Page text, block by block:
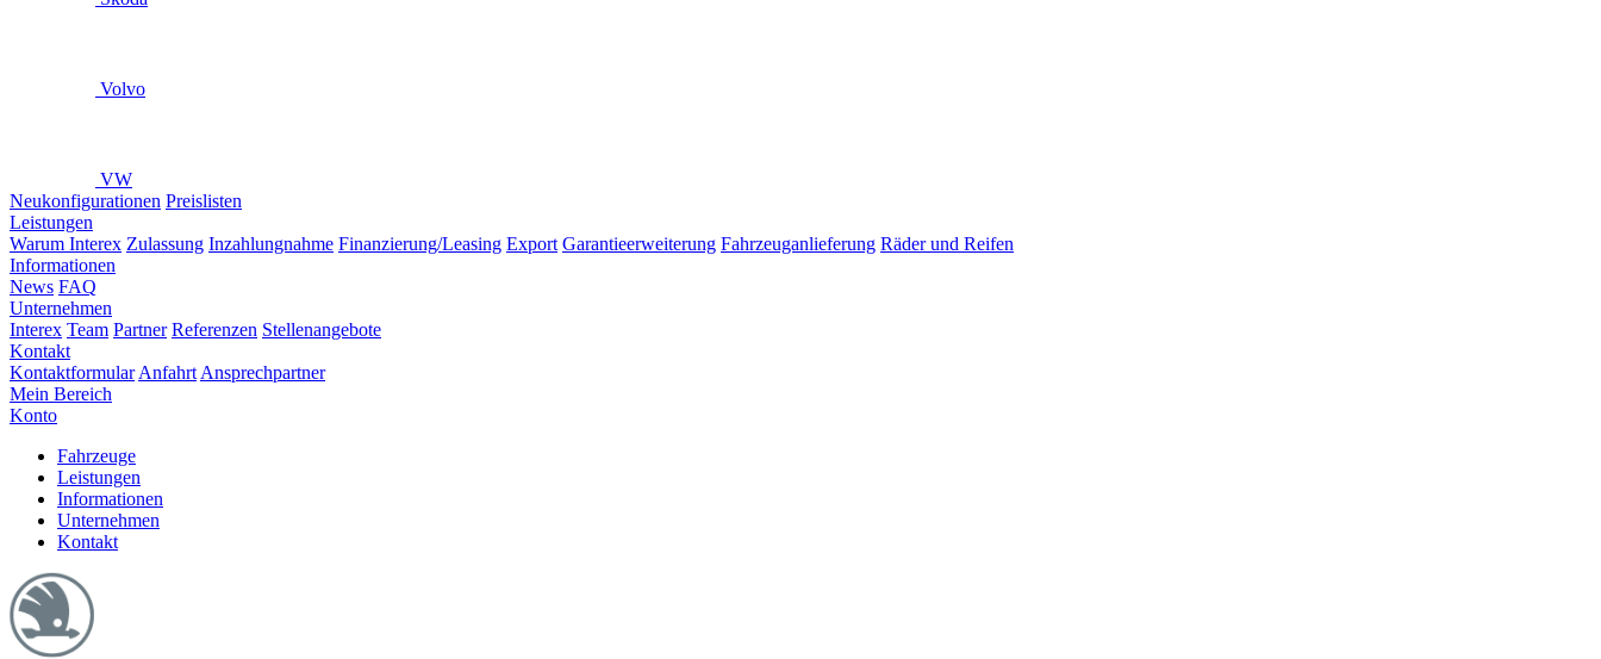
Volvo
VW
Neukonfigurationen Preislisten
Leistungen
Warum Interex Zulassung Inzahlungnahme Finanzierung/Leasing Export Garantieerweiterung Fahrzeuganlieferung Räder und Reifen
Informationen
News FAQ
Unternehmen
Interex Team Partner Referenzen Stellenangebote
Kontakt
Kontaktformular Anfahrt Ansprechpartner
Mein Bereich
Konto
Fahrzeuge
Leistungen
Informationen
Unternehmen
Kontakt